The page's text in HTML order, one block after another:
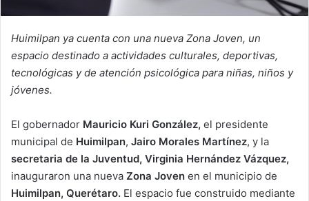
Huimilpan ya cuenta con una nueva Zona Joven, un
espacio destinado a actividades culturales, deportivas,
tecnológicas y de atención psicológica para niñas, niños y
jóvenes.
El gobernador Mauricio Kuri González, el presidente
municipal de Huimilpan, Jairo Morales Martínez, y la
secretaria de la Juventud, Virginia Hernández Vázquez,
inauguraron una nueva Zona Joven en el municipio de
Huimilpan, Querétaro. El espacio fue construido mediante